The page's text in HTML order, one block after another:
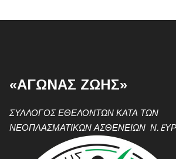
«ΑΓΩΝΑΣ ΖΩΗΣ»
ΣΥΛΛΟΓΟΣ ΕΘΕΛΟΝΤΩΝ ΚΑΤΑ ΤΩΝ
ΝΕΟΠΛΑΣΜΑΤΙΚΩΝ ΑΣΘΕΝΕΙΩΝ Ν.